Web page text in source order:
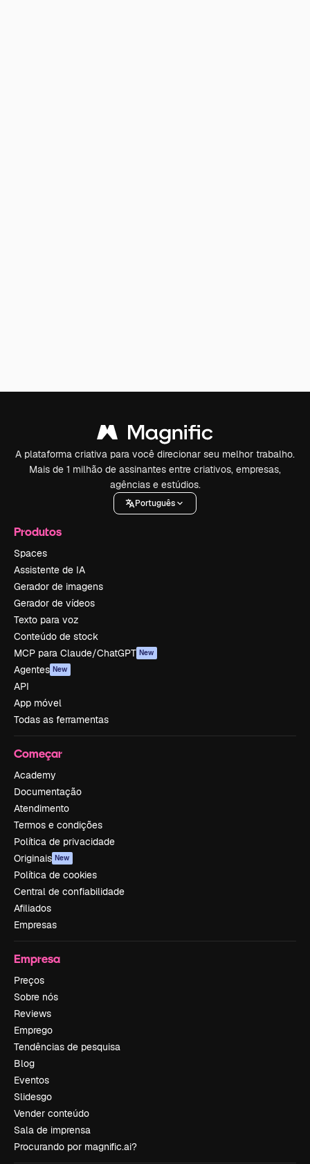
A plataforma criativa para você direcionar seu melhor trabalho.
Mais de 1 milhão de assinantes entre criativos, empresas,
agências e estúdios.
Português
Produtos
Spaces
Assistente de IA
Gerador de imagens
Gerador de vídeos
Texto para voz
Conteúdo de stock
MCP para Claude/ChatGPT New
Agentes New
API
App móvel
Todas as ferramentas
Começar
Academy
Documentação
Atendimento
Termos e condições
Política de privacidade
Originais New
Política de cookies
Central de confiabilidade
Afiliados
Empresas
Empresa
Preços
Sobre nós
Reviews
Emprego
Tendências de pesquisa
Blog
Eventos
Slidesgo
Vender conteúdo
Sala de imprensa
Procurando por magnific.ai?